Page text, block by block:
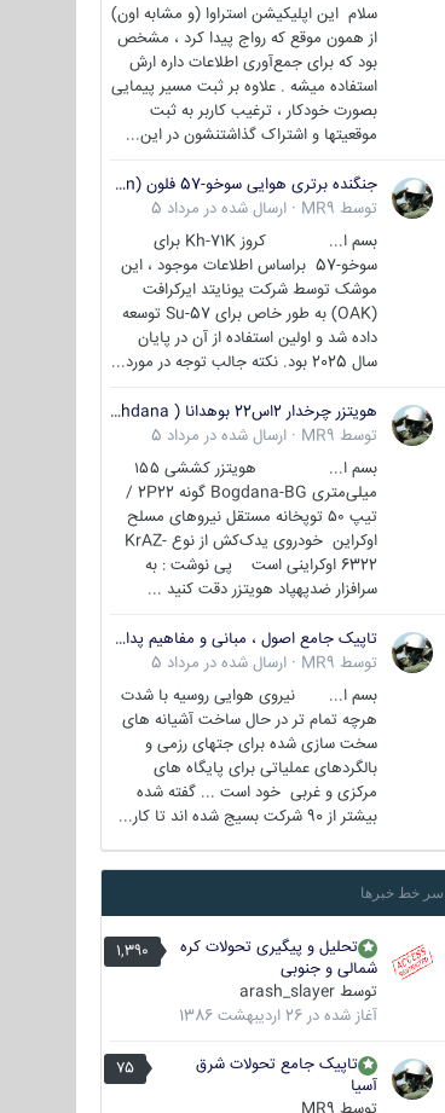
سلام این اپلیکیشن استراوا (و مشابه اون)
از همون موقع که رواج پیدا کرد ، مشخص
بود که برای جمع‌آوری اطلاعات داره ارش
استفاده میشه . علاوه بر ثبت مسیر پیمایی
بصورت خودکار ، ترغیب کاربر به ثبت
موقعیتها و اشتراک‌ گذاشتنشون در این...
جنگنده برتری هوایی سوخو-57 فلون (Su-57/Felon)
توسط MR9
· ارسال شده در مرداد 5
بسم ا... کروز Kh-71K برای
سوخو-57 براساس اطلاعات موجود ، این
موشک توسط شرکت یونایتد ایرکرافت
(OAK) به طور خاص برای Su-57 توسعه
داده شد و اولین استفاده از آن در پایان
سال 2025 بود. نکته جالب توجه در مورد...
هویتزر چرخدار 2اس22 بوهدانا ( wheeled howitzer 2S22 Bohdana )
توسط MR9
· ارسال شده در مرداد 5
بسم ا... هویتزر کششی ۱۵۵
میلی‌متری Bogdana-BG گونه 2P22 /
تیپ ۵۰ توپخانه مستقل نیروهای مسلح
اوکراین خودروی یدک‌کش از نوع KrAZ-
6322 اوکراینی است پی نوشت : به
سرافزار ضدپهپاد هویتزر دقت کنید ...
تاپیک جامع اصول ، مبانی و مفاهیم پدافند غیر عامل
توسط MR9
· ارسال شده در مرداد 5
بسم ا... نیروی هوایی روسیه با شدت
هرچه تمام تر در حال ساخت آشیانه های
سخت سازی شده برای جتهای رزمی و
بالگردهای عملیاتی برای پایگاه های
مرکزی و غربی خود است ... گفته شده
بیشتر از 90 شرکت بسیج شده اند تا کار...
سر خط خبرها
1,390
تحلیل و پیگیری تحولات کره
شمالی و جنوبی
توسط arash_slayer
آغاز شده در 26 اردیبهشت 1386
75
تاپیک جامع تحولات شرق
آسیا